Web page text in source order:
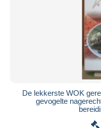
De lekkerste WOK
gevogelte